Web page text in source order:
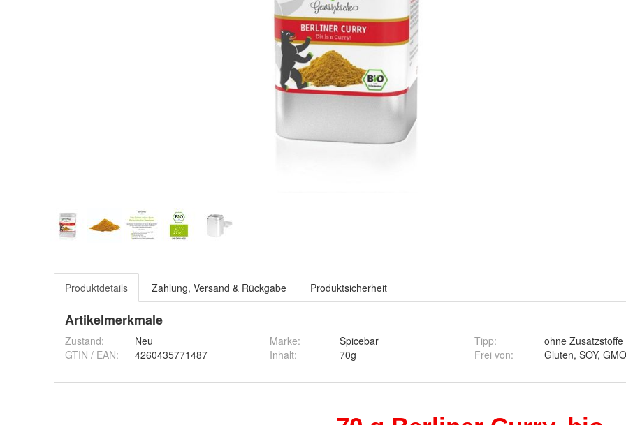
Produktdetails Zahlung, Versand & Rückgabe Produktsicherheit
Artikelmerkmale
Zustand:
Neu
GTIN / EAN:
4260435771487
Marke:
Spicebar
Inhalt: 70g
Tipp:
ohne Zusatzstoffe
Frei von: Gluten, SOY, GMO